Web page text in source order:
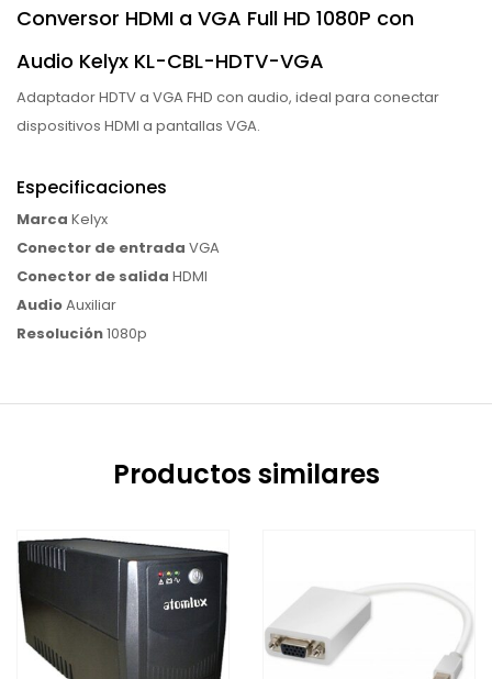
Conversor HDMI a VGA Full HD 1080P con
Audio Kelyx KL-CBL-HDTV-VGA
Adaptador HDTV a VGA FHD con audio, ideal para conectar
dispositivos HDMI a pantallas VGA.
Especificaciones
Marca Kelyx
Conector de entrada VGA
Conector de salida HDMI
AudioAuxiliar
Resolución1080p
Productos similares